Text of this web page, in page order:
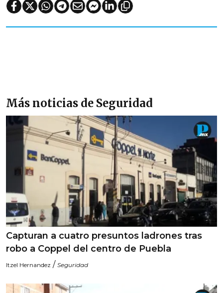
Más noticias de Seguridad
Capturan a cuatro presuntos ladrones tras
robo a Coppel del centro de Puebla
Itzel Hernandez / Seguridad